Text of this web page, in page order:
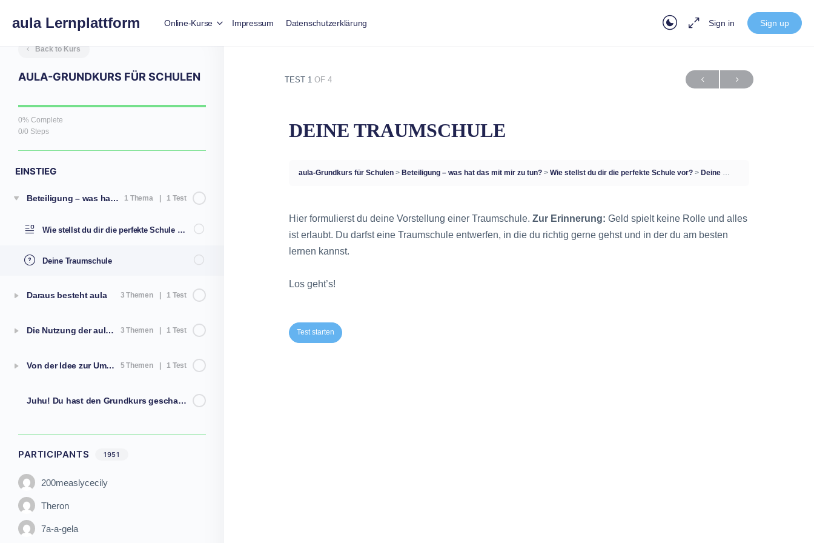
aula Lernplattform Online-Kurse Impressum Datenschutzerklärung Sign in Sign up
Back to Kurs
AULA-GRUNDKURS FÜR SCHULEN
0% Complete
0/0 Steps
EINSTIEG
Beteiligung – was hat das mit mir zu tun? 1 Thema | 1 Test
Wie stellst du dir die perfekte Schule vor?
Deine Traumschule
Daraus besteht aula 3 Themen | 1 Test
Die Nutzung der aula-Plattform 3 Themen | 1 Test
Von der Idee zur Umsetzung 5 Themen | 1 Test
Juhu! Du hast den Grundkurs geschafft!
PARTICIPANTS 1951
200measlycecily
Theron
7a-a-gela
TEST 1 OF 4
DEINE TRAUMSCHULE
aula-Grundkurs für Schulen Beteiligung – was hat das mit mir zu tun? Wie stellst du dir die perfekte Schule vor? Deine Traumschule
Hier formulierst du deine Vorstellung einer Traumschule. Zur Erinnerung: Geld spielt keine Rolle und alles
ist erlaubt. Du darfst eine Traumschule entwerfen, in die du richtig gerne gehst und in der du am besten
lernen kannst.
Los geht’s!